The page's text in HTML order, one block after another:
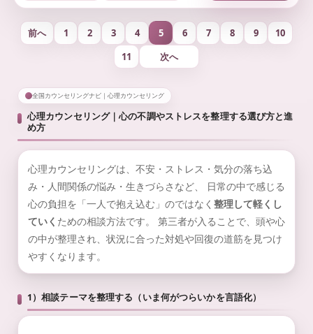
前へ 1 2 3 4 5 6 7 8 9
10
11
次へ
全国カウンセリングナビ｜心理カウンセリング
心理カウンセリング｜心の不調やストレスを整理する選び方と進
め方
心理カウンセリングは、不安・ストレス・気分の落ち込
み・人間関係の悩み・生きづらさなど、 日常の中で感じる
心の負担を「一人で抱え込む」のではなく 整理して軽くし
ていく ための相談方法です。 第三者が入ることで、頭や心
の中が整理され、状況に合った対処や回復の道筋を見つけ
やすくなります。
1）相談テーマを整理する（いま何がつらいかを言語化）